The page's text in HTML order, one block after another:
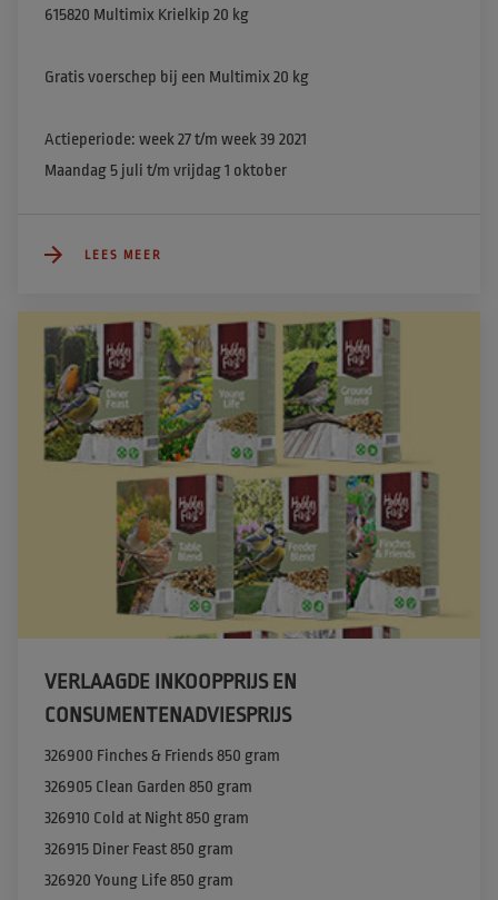
615820 Multimix Krielkip 20 kg
Gratis voerschep bij een Multimix 20 kg
Actieperiode: week 27 t/m week 39 2021
Maandag 5 juli t/m vrijdag 1 oktober
LEES MEER
VERLAAGDE INKOOPPRIJS EN
CONSUMENTENADVIESPRIJS
326900 Finches & Friends 850 gram
326905 Clean Garden 850 gram
326910 Cold at Night 850 gram
326915 Diner Feast 850 gram
326920 Young Life 850 gram